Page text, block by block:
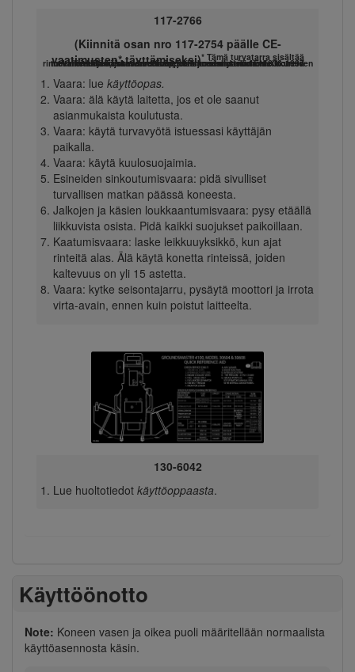
117-2766
(Kiinnitä osan nro 117-2754 päälle CE-
vaatimusten* täyttämiseksi)* Tämä turvatarra sisältää
rinnevaroituksen, joka vaaditaan, jotta kone olisi ruohonleikkureiden turvallisuutta koskevan eurooppalaisen standardin EN 836:1997 mukainen. Tämä standardi määrittää ja edellyttää tämän koneen käytön konservatiiviset enimmäisrinnekulmat.
Vaara: lue käyttöopas.
Vaara: älä käytä laitetta, jos et ole saanut
asianmukaista koulutusta.
Vaara: käytä turvavyötä istuessasi käyttäjän
paikalla.
Vaara: käytä kuulosuojaimia.
Esineiden sinkoutumisvaara: pidä sivulliset
turvallisen matkan päässä koneesta.
Jalkojen ja käsien loukkaantumisvaara: pysy etäällä
liikkuvista osista. Pidä kaikki suojukset paikoillaan.
Kaatumisvaara: laske leikkuuyksikkö, kun ajat
rinteitä alas. Älä käytä konetta rinteissä, joiden
kaltevuus on yli 15 astetta.
Vaara: kytke seisontajarru, pysäytä moottori ja irrota
virta-avain, ennen kuin poistut laitteelta.
130-6042
Lue huoltotiedot käyttöoppaasta.
Käyttöönotto
Note: Koneen vasen ja oikea puoli määritellään normaalista
käyttöasennosta käsin.